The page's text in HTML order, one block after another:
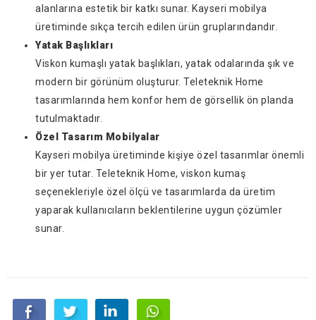
alanlarına estetik bir katkı sunar. Kayseri mobilya
üretiminde sıkça tercih edilen ürün gruplarındandır.
Yatak Başlıkları
Viskon kumaşlı yatak başlıkları, yatak odalarında şık ve
modern bir görünüm oluşturur. Teleteknik Home
tasarımlarında hem konfor hem de görsellik ön planda
tutulmaktadır.
Özel Tasarım Mobilyalar
Kayseri mobilya üretiminde kişiye özel tasarımlar önemli
bir yer tutar. Teleteknik Home, viskon kumaş
seçenekleriyle özel ölçü ve tasarımlarda da üretim
yaparak kullanıcıların beklentilerine uygun çözümler
sunar.